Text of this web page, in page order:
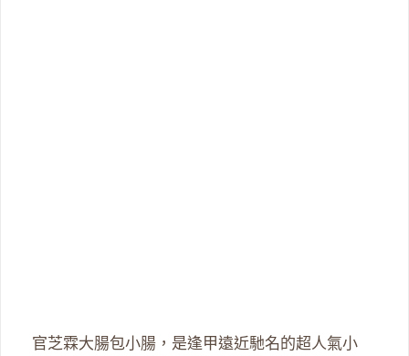
官芝霖大腸包小腸，是逢甲遠近馳名的超人氣小